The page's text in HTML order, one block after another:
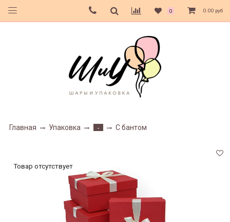
0 0.00 руб
Главная Упаковка - С бантом
Товар отсутствует